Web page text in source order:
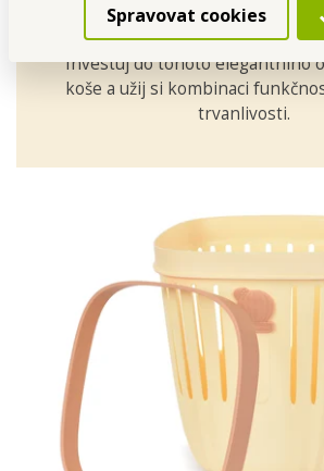
Spravovat cookies
Investuj do tohoto elegantního
koše a užij si kombinaci
trvanlivosti.